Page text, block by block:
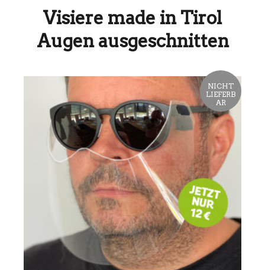
Visiere made in Tirol
Augen ausgeschnitten
NICHT
LIEFERB
AR